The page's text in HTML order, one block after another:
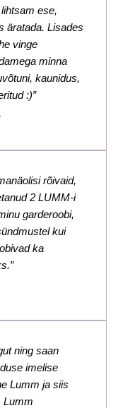
ese,
äratada. Lisades
vinge
minna
kaunidus,
:)”
rõivaid,
2 LUMM-i
garderoobi,
kui
ka
ning saan
imelise
Lumm ja siis
Lumm